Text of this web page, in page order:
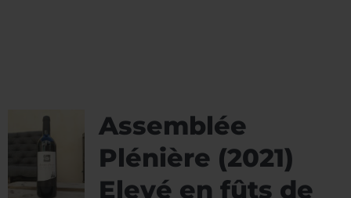
Assemblée
Plénière (2021)
Elevé en fûts de